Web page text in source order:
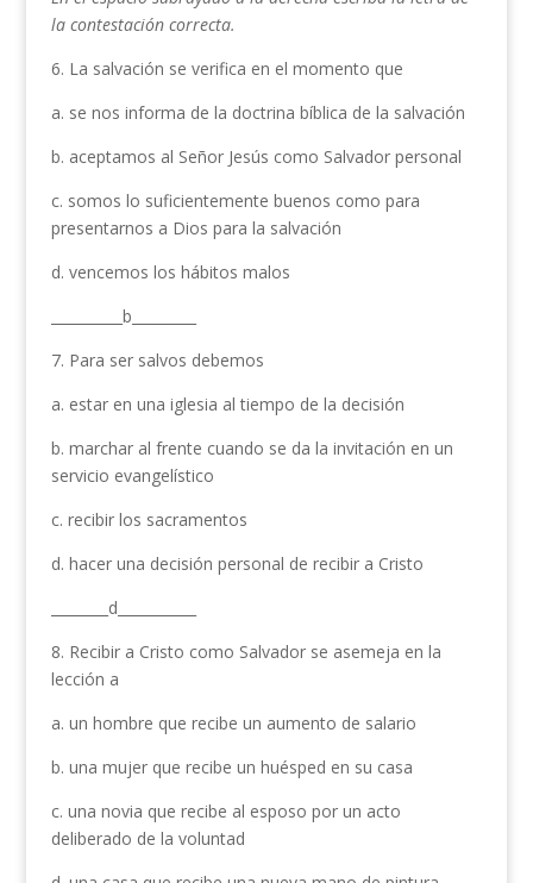
la contestación correcta.
6. La salvación se verifica en el momento que
a. se nos informa de la doctrina bíblica de la salvación
b. aceptamos al Señor Jesús como Salvador personal
c. somos lo suficientemente buenos como para
presentarnos a Dios para la salvación
d. vencemos los hábitos malos
__________b_________
7. Para ser salvos debemos
a. estar en una iglesia al tiempo de la decisión
b. marchar al frente cuando se da la invitación en un
servicio evangelístico
c. recibir los sacramentos
d. hacer una decisión personal de recibir a Cristo
________d___________
8. Recibir a Cristo como Salvador se asemeja en la
lección a
a. un hombre que recibe un aumento de salario
b. una mujer que recibe un huésped en su casa
c. una novia que recibe al esposo por un acto
deliberado de la voluntad